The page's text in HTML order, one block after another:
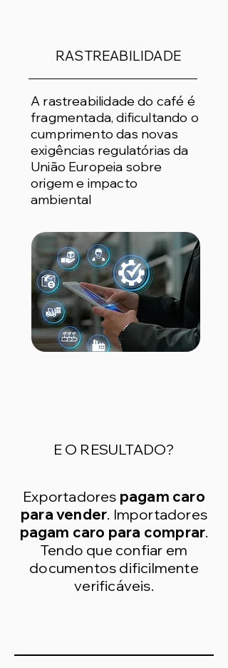
RASTREABILIDADE
A rastreabilidade do café é
fragmentada, dificultando o
cumprimento das novas
exigências regulatórias da
União Europeia sobre
origem e impacto
ambiental
E O RESULTADO?
Exportadores pagam caro
para vender. Importadores
pagam caro para comprar.
Tendo que confiar em
documentos dificilmente
verificáveis.